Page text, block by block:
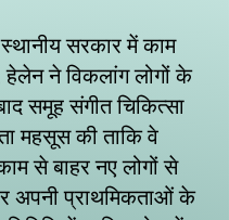
सरकार में काम
ने विकलांग लोगों के
समूह संगीत चिकित्सा
महसूस की ताकि वे
से बाहर नए लोगों से
अपनी प्राथमिकताओं के